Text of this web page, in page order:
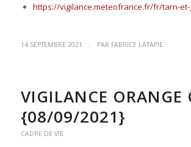
https://vigilance.meteofrance.fr/fr/tarn-
14 SEPTEMBRE 2021 / PAR FABRICE LATAPIE
VIGILANCE ORANGE
{08/09/2021}
CADRE DE VIE